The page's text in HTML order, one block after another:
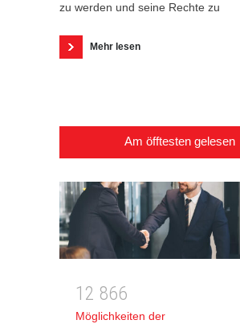
zu werden und seine Rechte zu
Mehr lesen
Am öfftesten gelesen
1 2 866
Möglichkeiten der